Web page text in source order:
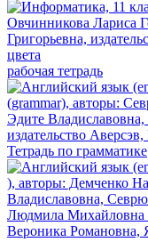
рабочая тетрадь
Тетрадь по грамматике